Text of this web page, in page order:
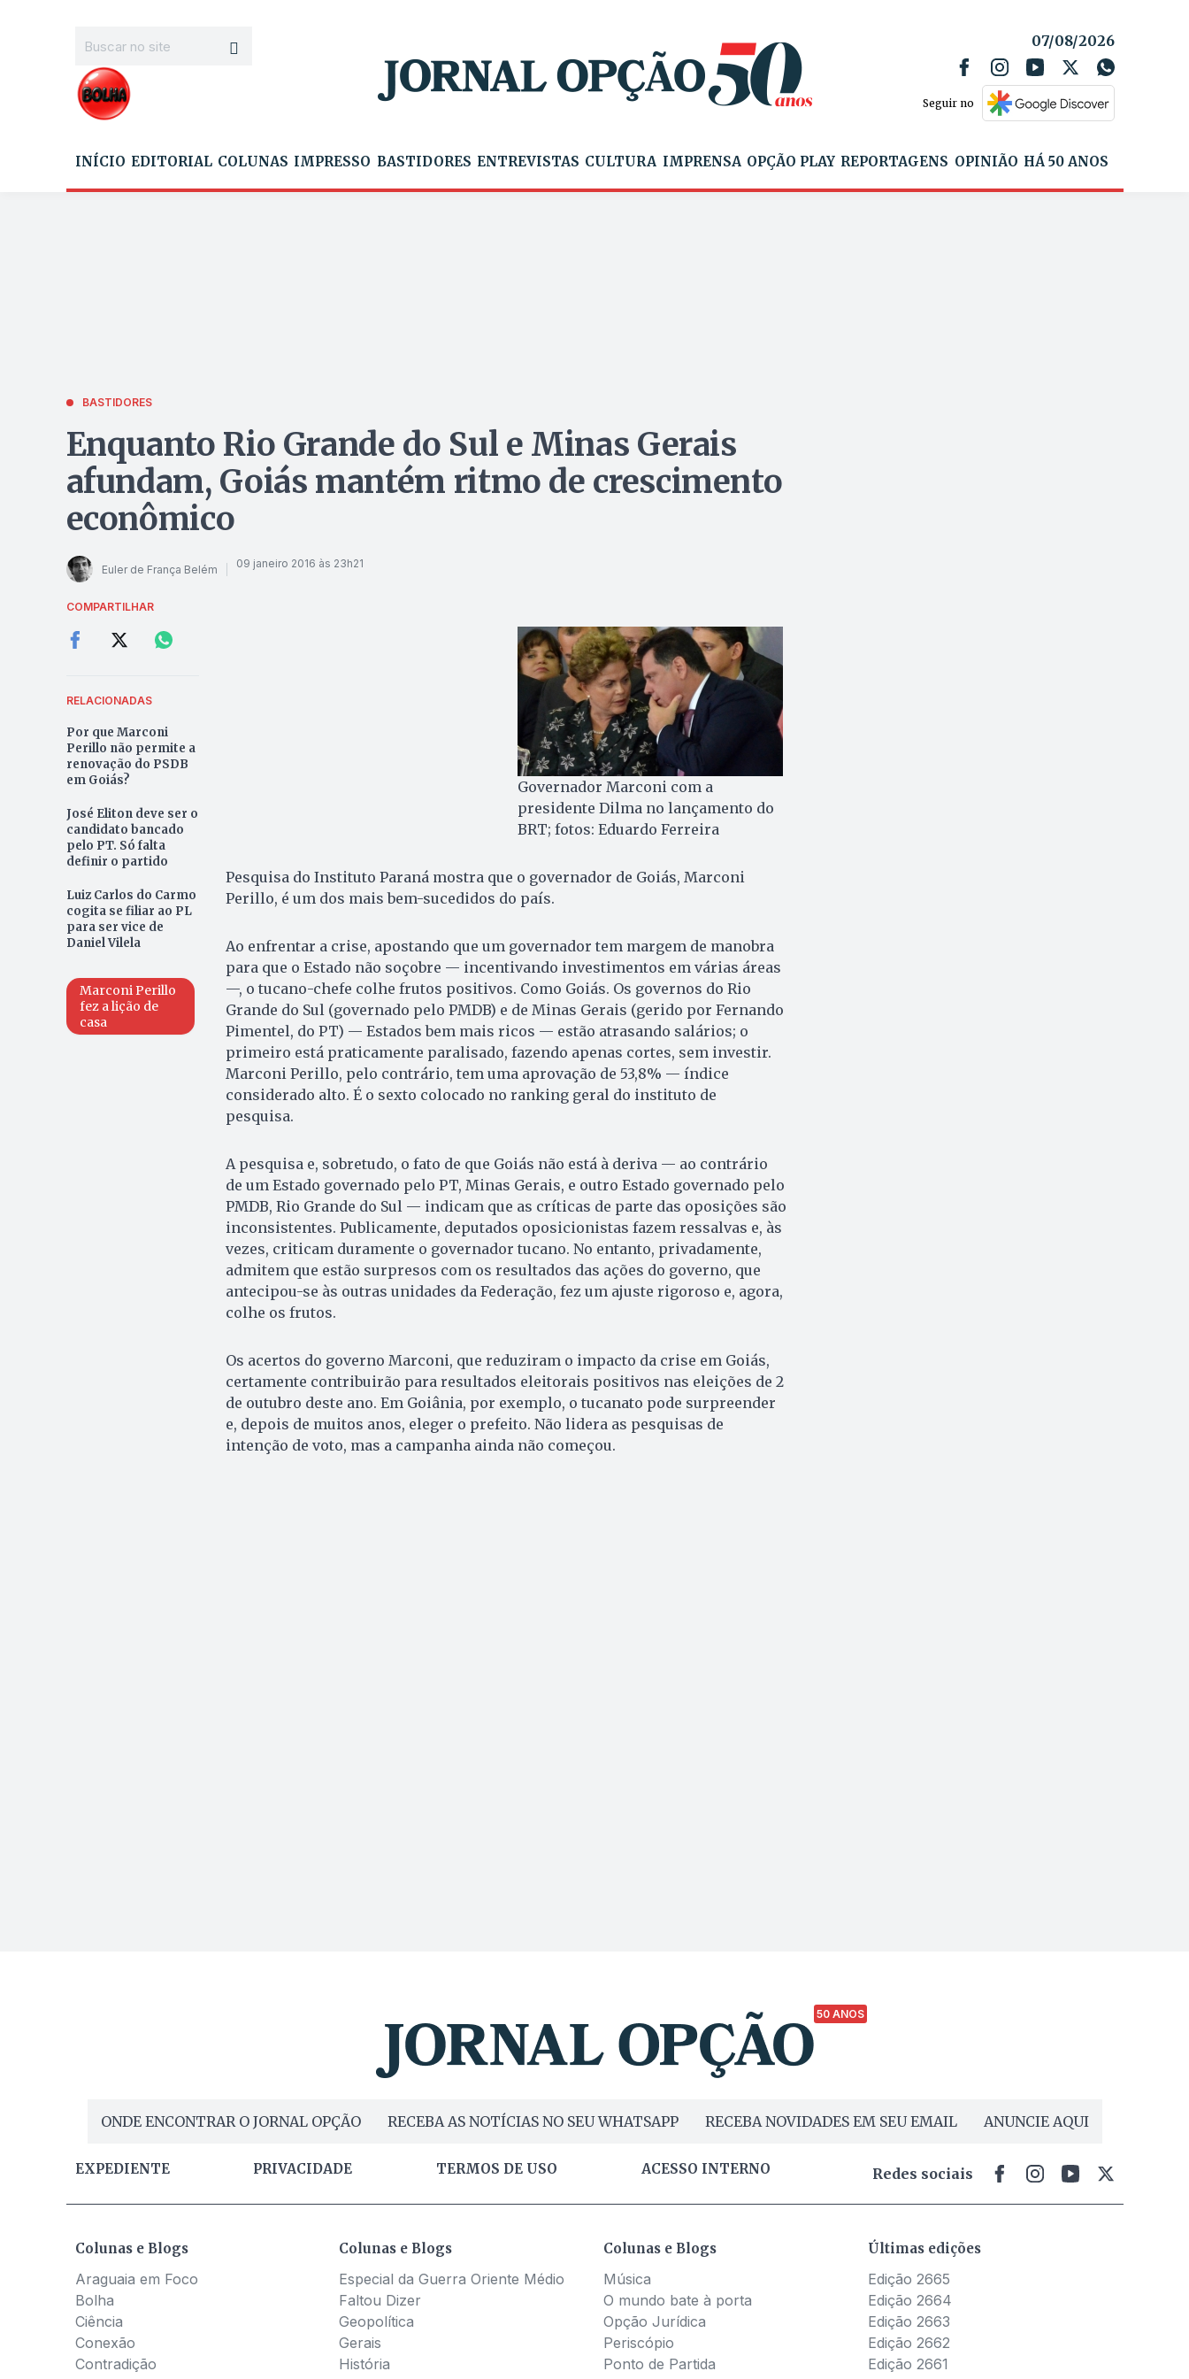
07/08/2026
Seguir no
INÍCIO EDITORIAL COLUNAS IMPRESSO BASTIDORES ENTREVISTAS CULTURA IMPRENSA OPÇÃO PLAY REPORTAGENS OPINIÃO HÁ 50 ANOS
BASTIDORES
Enquanto Rio Grande do Sul e Minas Gerais
afundam, Goiás mantém ritmo de crescimento
econômico
Euler de França Belém 09 janeiro 2016 às 23h21
COMPARTILHAR
RELACIONADAS
Por que Marconi
Perillo não permite a
renovação do PSDB
em Goiás?
José Eliton deve ser o
candidato bancado
pelo PT. Só falta
definir o partido
Luiz Carlos do Carmo
cogita se filiar ao PL
para ser vice de
Daniel Vilela
Marconi Perillo
fez a lição de
casa
Governador Marconi com a
presidente Dilma no lançamento do
BRT; fotos: Eduardo Ferreira
Pesquisa do Instituto Paraná mostra que o governador de Goiás, Marconi
Perillo, é um dos mais bem-sucedidos do país.
Ao enfrentar a crise, apostando que um governador tem margem de manobra
para que o Estado não soçobre — incentivando investimentos em várias áreas
—, o tucano-chefe colhe frutos positivos. Como Goiás. Os governos do Rio
Grande do Sul (governado pelo PMDB) e de Minas Gerais (gerido por Fernando
Pimentel, do PT) — Estados bem mais ricos — estão atrasando salários; o
primeiro está praticamente paralisado, fazendo apenas cortes, sem investir.
Marconi Perillo, pelo contrário, tem uma aprovação de 53,8% — índice
considerado alto. É o sexto colocado no ranking geral do instituto de
pesquisa.
A pesquisa e, sobretudo, o fato de que Goiás não está à deriva — ao contrário
de um Estado governado pelo PT, Minas Gerais, e outro Estado governado pelo
PMDB, Rio Grande do Sul — indicam que as críticas de parte das oposições são
inconsistentes. Publicamente, deputados oposicionistas fazem ressalvas e, às
vezes, criticam duramente o governador tucano. No entanto, privadamente,
admitem que estão surpresos com os resultados das ações do governo, que
antecipou-se às outras unidades da Federação, fez um ajuste rigoroso e, agora,
colhe os frutos.
Os acertos do governo Marconi, que reduziram o impacto da crise em Goiás,
certamente contribuirão para resultados eleitorais positivos nas eleições de 2
de outubro deste ano. Em Goiânia, por exemplo, o tucanato pode surpreender
e, depois de muitos anos, eleger o prefeito. Não lidera as pesquisas de
intenção de voto, mas a campanha ainda não começou.
50 ANOS
ONDE ENCONTRAR O JORNAL OPÇÃO RECEBA AS NOTÍCIAS NO SEU WHATSAPP RECEBA NOVIDADES EM SEU EMAIL ANUNCIE AQUI
EXPEDIENTE PRIVACIDADE TERMOS DE USO ACESSO INTERNO Redes sociais
Colunas e Blogs
Araguaia em Foco
Bolha
Ciência
Conexão
Contradição
Colunas e Blogs
Especial da Guerra Oriente Médio
Faltou Dizer
Geopolítica
Gerais
História
Colunas e Blogs
Música
O mundo bate à porta
Opção Jurídica
Periscópio
Ponto de Partida
Últimas edições
Edição 2665
Edição 2664
Edição 2663
Edição 2662
Edição 2661